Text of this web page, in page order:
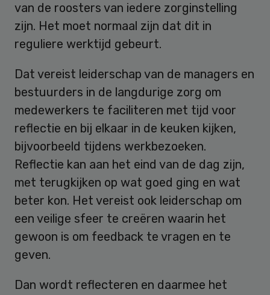
van de roosters van iedere zorginstelling
zijn. Het moet normaal zijn dat dit in
reguliere werktijd gebeurt.
Dat vereist leiderschap van de managers en
bestuurders in de langdurige zorg om
medewerkers te faciliteren met tijd voor
reflectie en bij elkaar in de keuken kijken,
bijvoorbeeld tijdens werkbezoeken.
Reflectie kan aan het eind van de dag zijn,
met terugkijken op wat goed ging en wat
beter kon. Het vereist ook leiderschap om
een veilige sfeer te creëren waarin het
gewoon is om feedback te vragen en te
geven.
Dan wordt reflecteren en daarmee het